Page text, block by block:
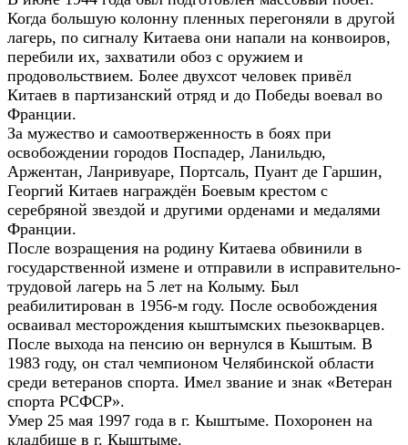
Когда большую колонну пленных перегоняли в другой
лагерь, по сигналу Китаева они напали на конвоиров,
перебили их, захватили обоз с оружием и
продовольствием. Более двухсот человек привёл
Китаев в партизанский отряд и до Победы воевал во
Франции.
За мужество и самоотверженность в боях при
освобождении городов Поспадер, Ланильдю,
Аржентан, Ланривуаре, Портсаль, Пуант де Гаршин,
Георгий Китаев награждён Боевым крестом с
серебряной звездой и другими орденами и медалями
Франции.
После возращения на родину Китаева обвинили в
государственной измене и отправили в исправительно-
трудовой лагерь на 5 лет на Колыму. Был
реабилитирован в 1956-м году. После освобождения
осваивал месторождения кыштымских пьезокварцев.
После выхода на пенсию он вернулся в Кыштым. В
1983 году, он стал чемпионом Челябинской области
среди ветеранов спорта. Имел звание и знак «Ветеран
спорта РСФСР».
Умер 25 мая 1997 года в г. Кыштыме. Похоронен на
кладбище в г. Кыштыме.